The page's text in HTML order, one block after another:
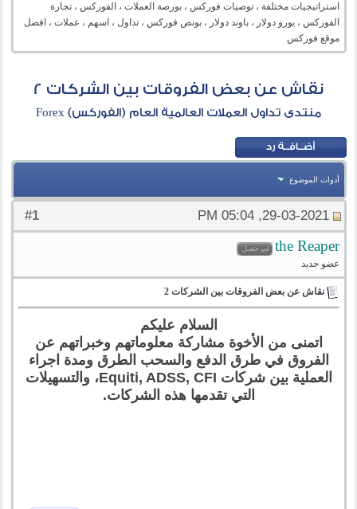
استراتيجيات مختلفة ، توصيات فوركس ، بورصة العملات ، الفوركس ، تجارة
الفوركس ، يورو دولار ، باوند دولار ، بونص فوركس ، تداول ، اسهم ، عملات ، افضل
موقع فوركس
نقاش عن بعض الفروقات بين الشركات 2
منتدى تداول العملات العالمية العام (الفوركس) Forex
أدوات الموضوع
#
1 29-03-2021, 05:04 PM
the Reaper
عضو جديد
نقاش عن بعض الفروقات بين الشركات 2
السلام عليكم
اتمنى من الأخوة مشاركة معلوماتهم وخبراتهم عن
الفروق في طرق الدفع والسحب الطرق ومدة اجراء
العملية بين شركات Equiti, ADSS, CFI، والتسهيلات
التي تقدمها هذه الشركات.